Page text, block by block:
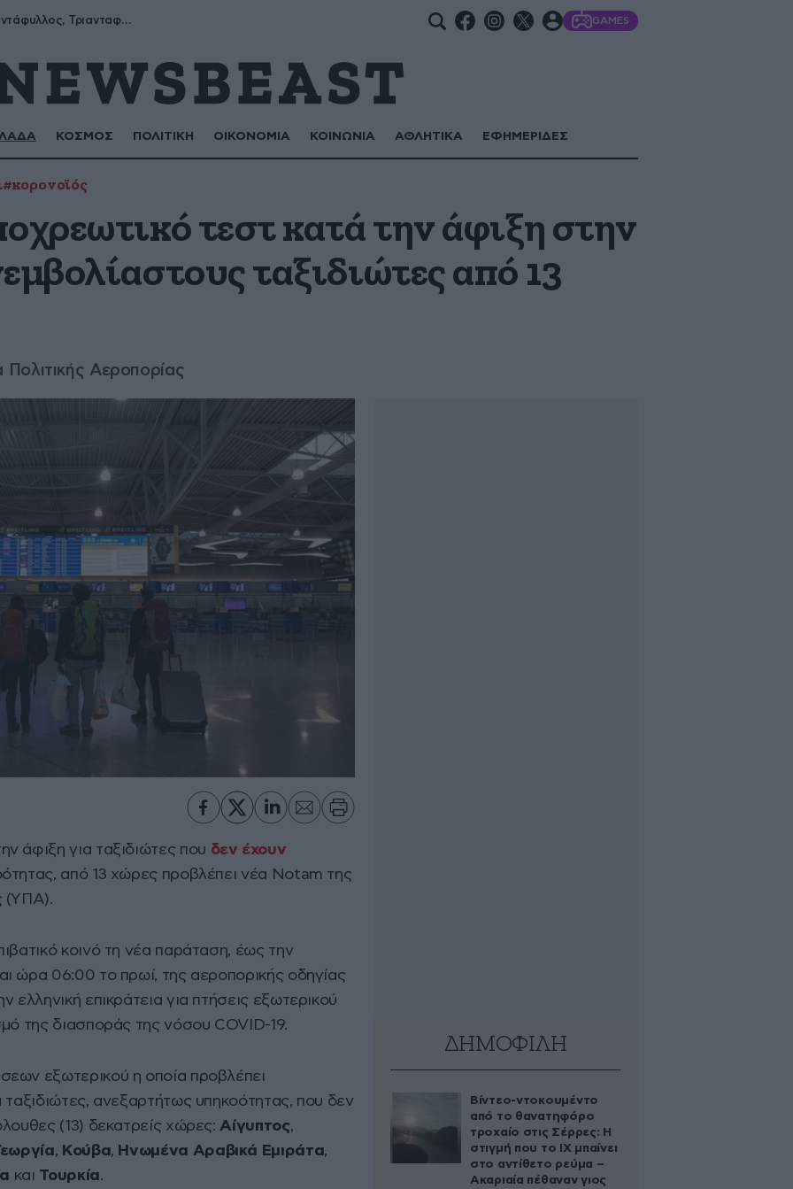
Μύρων, Τριαντάφυλλος, Τριανταφυλλιά, Φυλλιώ, Ρόζα GAMES
ΚΟΣΜΟΣ ΠΟΛΙΤΙΚΗ ΟΙΚΟΝΟΜΙΑ ΚΟΙΝΩΝΙΑ ΑΘΛΗΤΙΚΑ ΕΦΗΜΕΡΙΔΕΣ
#κορονοϊός
τεστ κατά την άφιξη στην
ταξιδιώτες από 13
Αεροπορίας
άφιξη για ταξιδιώτες που δεν έχουν
από 13 χώρες προβλέπει νέα Notam της
(ΥΠΑ).
κοινό τη νέα παράταση, έως την
ώρα 06:00 το πρωί, της αεροπορικής οδηγίας
ελληνική επικράτεια για πτήσεις εξωτερικού
της διασποράς της νόσου COVID-19.
εξωτερικού η οποία προβλέπει
ανεξαρτήτως υπηκοότητας, που δεν
(13) δεκατρείς χώρες:Αίγυπτος,
, Κούβα, Ηνωμένα Αραβικά Εμιράτα,
και Τουρκία.
ΔΗΜΟΦΙΛΗ
Βίντεο-ντοκουμέντο
από το θανατηφόρο
τροχαίο στις Σέρρες: Η
στιγμή που το ΙΧ μπαίνει
στο αντίθετο ρεύμα –
Ακαριαία πέθαναν γιος